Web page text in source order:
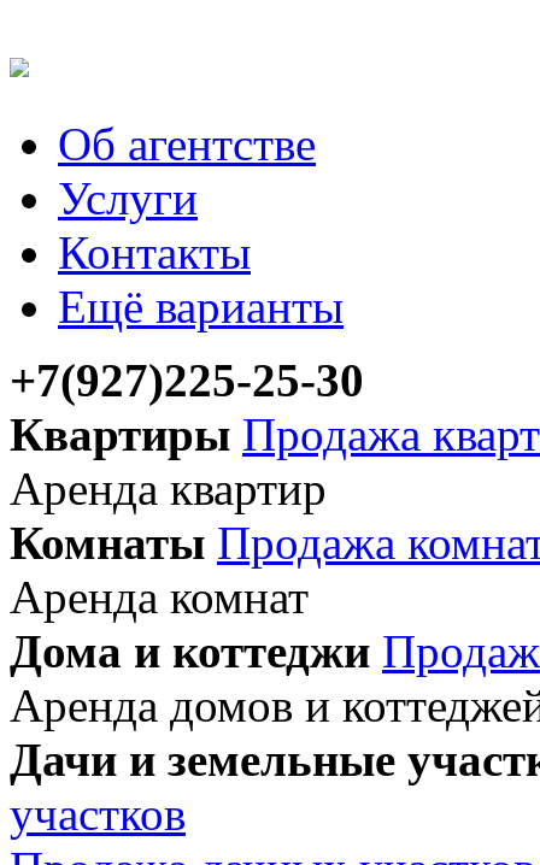
Об агентстве
Услуги
Контакты
Ещё варианты
+7(927)225-25-30
Квартиры Продажа
Аренда квартир
Комнаты Продажа
Аренда комнат
Дома и коттеджи
Аренда домов и
Дачи и земельные
участков